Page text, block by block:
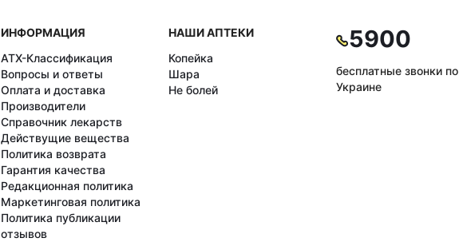
ИНФОРМАЦИЯ
АТХ-Классификация
Вопросы и ответы
Оплата и доставка
Производители
Справочник лекарств
Действущие вещества
Политика возврата
Гарантия качества
Редакционная политика
Маркетинговая политика
Политика публикации
отзывов
НАШИ АПТЕКИ
Копейка
Шара
Не болей
5900
бесплатные звонки по
Украине